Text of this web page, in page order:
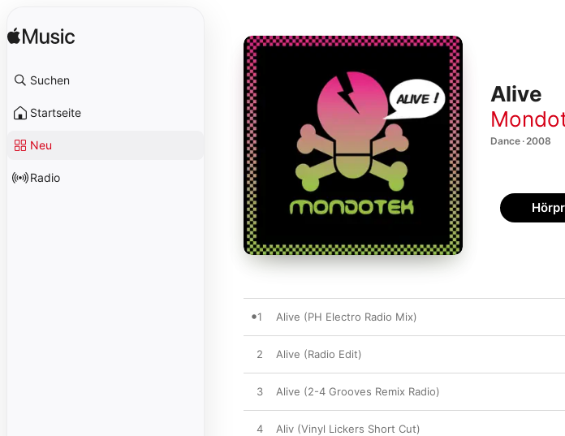
Suchen
Startseite
Neu
Radio
Alive
Dance · 2008
1 Alive (PH Electro Radio Mix)
2 Alive (Radio Edit)
3 Alive (2-4 Grooves Remix Radio)
4 Aliv (Vinyl Lickers Short Cut)